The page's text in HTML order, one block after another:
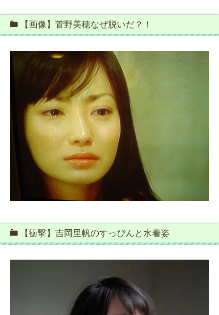
【画像】菅野美穂なぜ脱いだ？！
【衝撃】吉岡里帆のすっぴんと水着姿